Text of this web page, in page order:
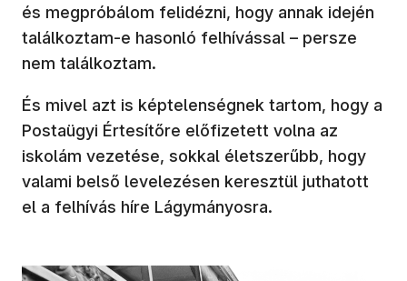
és megpróbálom felidézni, hogy annak idején
találkoztam-e hasonló felhívással – persze
nem találkoztam.
És mivel azt is képtelenségnek tartom, hogy a
Postaügyi Értesítőre előfizetett volna az
iskolám vezetése, sokkal életszerűbb, hogy
valami belső levelezésen keresztül juthatott
el a felhívás híre Lágymányosra.